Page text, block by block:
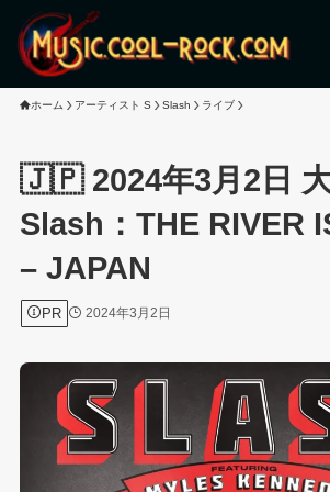
ホーム アーティスト S Slash ライブ
🇯🇵 2024年3月2日 大
Slash：THE RIVER
– JAPAN
PR 2024年3月2日